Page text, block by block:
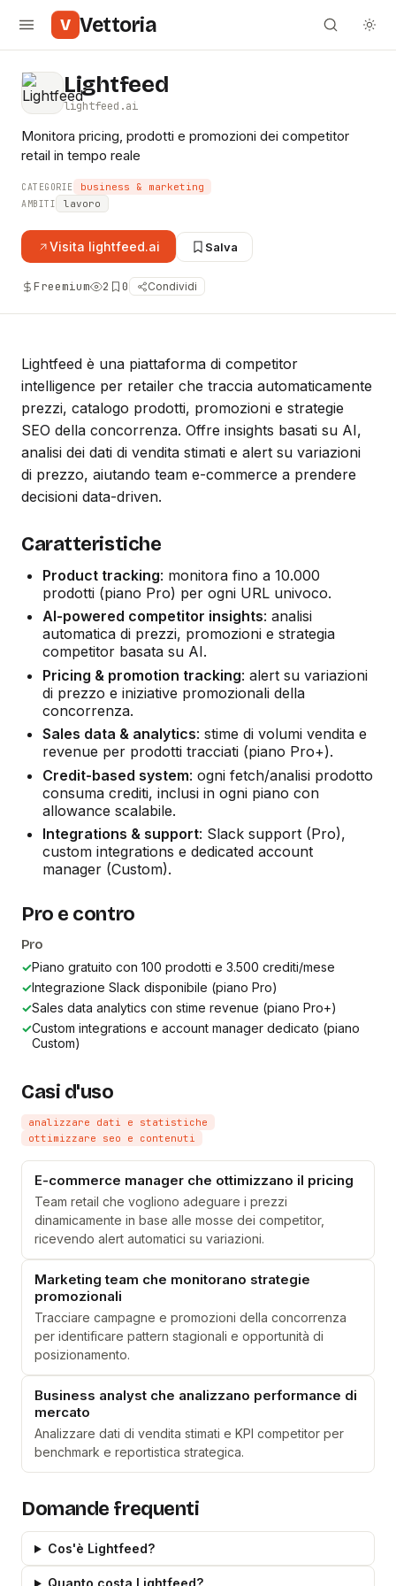
V Vettoria
Lightfeed
lightfeed.ai
Monitora pricing, prodotti e promozioni dei competitor
retail in tempo reale
CATEGORIE business & marketing
AMBITI lavoro
Visita lightfeed.ai Salva
Freemium 2 0 Condividi
Lightfeed è una piattaforma di competitor
intelligence per retailer che traccia automaticamente
prezzi, catalogo prodotti, promozioni e strategie
SEO della concorrenza. Offre insights basati su AI,
analisi dei dati di vendita stimati e alert su variazioni
di prezzo, aiutando team e-commerce a prendere
decisioni data-driven.
Caratteristiche
Product tracking: monitora fino a 10.000
prodotti (piano Pro) per ogni URL univoco.
AI-powered competitor insights: analisi
automatica di prezzi, promozioni e strategia
competitor basata su AI.
Pricing & promotion tracking: alert su variazioni
di prezzo e iniziative promozionali della
concorrenza.
Sales data & analytics: stime di volumi vendita e
revenue per prodotti tracciati (piano Pro+).
Credit-based system: ogni fetch/analisi prodotto
consuma crediti, inclusi in ogni piano con
allowance scalabile.
Integrations & support: Slack support (Pro),
custom integrations e dedicated account
manager (Custom).
Pro e contro
Pro
✓Piano gratuito con 100 prodotti e 3.500 crediti/mese
✓Integrazione Slack disponibile (piano Pro)
✓Sales data analytics con stime revenue (piano Pro+)
✓Custom integrations e account manager dedicato (piano
Custom)
Casi d'uso
analizzare dati e statistiche
ottimizzare seo e contenuti
E-commerce manager che ottimizzano il pricing
Team retail che vogliono adeguare i prezzi
dinamicamente in base alle mosse dei competitor,
ricevendo alert automatici su variazioni.
Marketing team che monitorano strategie
promozionali
Tracciare campagne e promozioni della concorrenza
per identificare pattern stagionali e opportunità di
posizionamento.
Business analyst che analizzano performance di
mercato
Analizzare dati di vendita stimati e KPI competitor per
benchmark e reportistica strategica.
Domande frequenti
Cos'è Lightfeed?
Quanto costa Lightfeed?